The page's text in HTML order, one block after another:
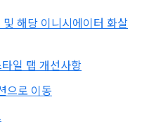
해당 이니시에이터 화살
일 탭 개선사항
으로 이동